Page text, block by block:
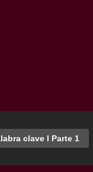
clave l Parte 1